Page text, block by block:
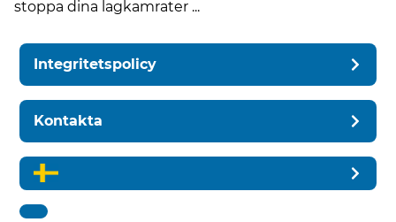
stoppa dina lagkamrater ...
Integritetspolicy
Kontakta